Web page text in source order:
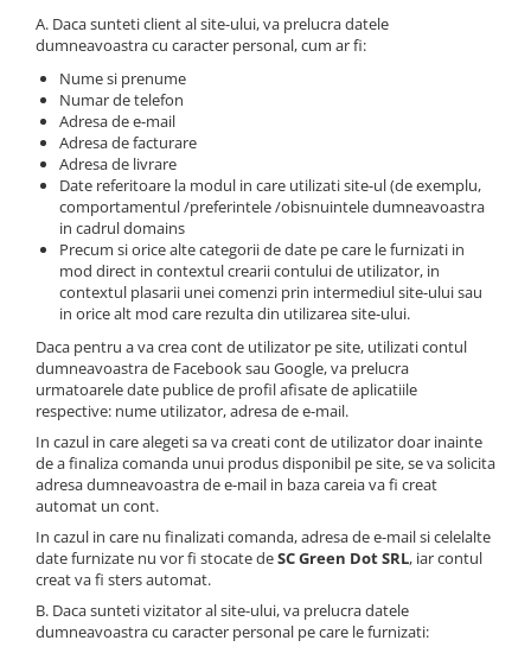
A. Daca sunteti client al site-ului, va prelucra datele
dumneavoastra cu caracter personal, cum ar fi:
Nume si prenume
Numar de telefon
Adresa de e-mail
Adresa de facturare
Adresa de livrare
Date referitoare la modul in care utilizati site-ul (de exemplu,
comportamentul /preferintele /obisnuintele dumneavoastra
in cadrul domains
Precum si orice alte categorii de date pe care le furnizati in
mod direct in contextul crearii contului de utilizator, in
contextul plasarii unei comenzi prin intermediul site-ului sau
in orice alt mod care rezulta din utilizarea site-ului.
Daca pentru a va crea cont de utilizator pe site, utilizati contul
dumneavoastra de Facebook sau Google, va prelucra
urmatoarele date publice de profil afisate de aplicatiile
respective: nume utilizator, adresa de e-mail.
In cazul in care alegeti sa va creati cont de utilizator doar inainte
de a finaliza comanda unui produs disponibil pe site, se va solicita
adresa dumneavoastra de e-mail in baza careia va fi creat
automat un cont.
In cazul in care nu finalizati comanda, adresa de e-mail si celelalte
date furnizate nu vor fi stocate deSC Green Dot SRL, iar contul
creat va fi sters automat.
B. Daca sunteti vizitator al site-ului, va prelucra datele
dumneavoastra cu caracter personal pe care le furnizati: